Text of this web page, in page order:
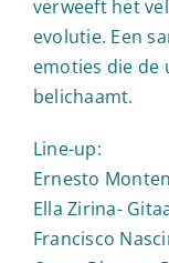
verweeft het
evolutie. Een
emoties die de
belichaamt.
Line-up:
Ernesto
Ella Zirina-
Francisco